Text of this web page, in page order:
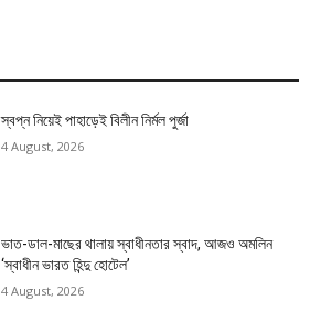
স্বপ্ন নিয়েই পাহাড়েই বিলীন নির্মল পুর্জা
4 August, 2026
ভাত-ডাল-মাছের থালায় স্বাধীনতার স্বাদ, আজও অমলিন
‘স্বাধীন ভারত হিন্দু হোটেল’
4 August, 2026